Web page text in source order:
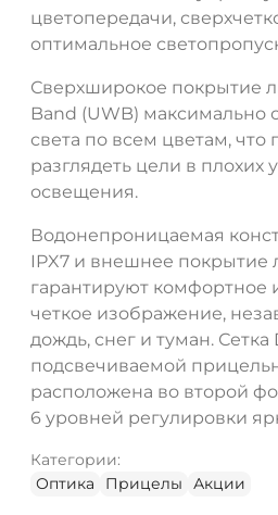
цветопередачи,
оптимальное
Сверхширокое покрытие
Band (UWB) максимально
света по всем цветам, что
разглядеть цели в плохих
освещения.
Водонепроницаемая
IPX7 и внешнее покрытие
гарантируют комфортное
четкое изображение,
дождь, снег и туман. Сетка
подсвечиваемой
расположена во второй
6 уровней регулировки
Категории:
Оптика
Прицелы Акции